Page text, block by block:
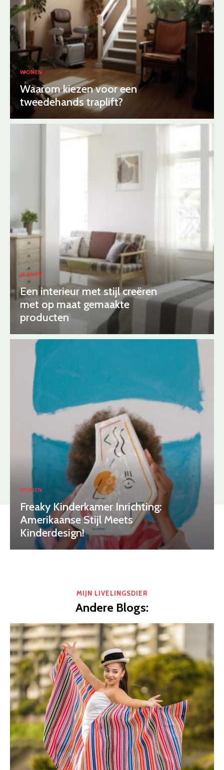
WONEN
Waarom kiezen voor een
tweedehands traplift?
WONEN
Een interieur met stijl creëren
met op maat gemaakte
producten
WONEN
Freaky Kinderkamer Inrichting:
Amerikaanse Stijl Meets
Kinderdesign!
MIJN LIVELINGSDIER
Andere Blogs: